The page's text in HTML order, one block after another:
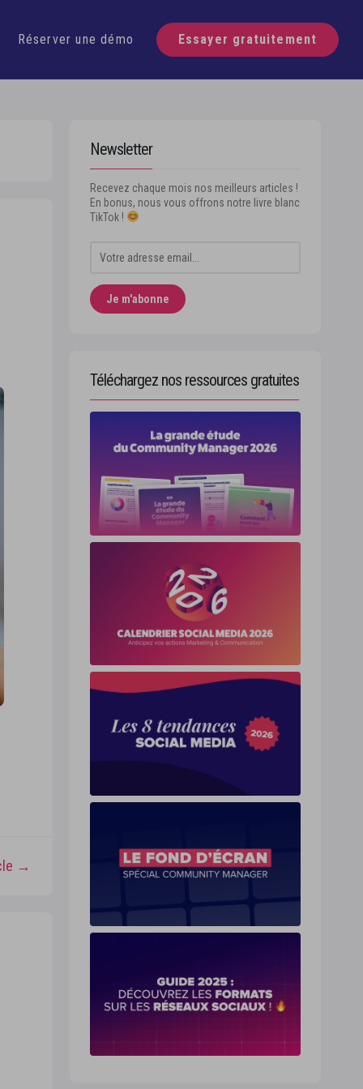
Réserver une démo Essayer gratuitement
→
Newsletter
Recevez chaque mois nos meilleurs articles !
En bonus, nous vous offrons notre livre blanc
TikTok !
Téléchargez nos ressources gratuites